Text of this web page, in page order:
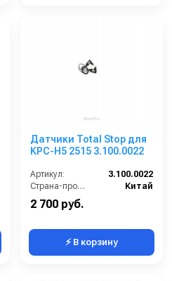
Датчики Total Stop для
KPC-H5 2515 3.100.0022
Артикул:
3.100.0022
Страна-производитель:
Китай
2 700 руб.
⚡ В корзину